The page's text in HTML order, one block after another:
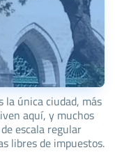
la única ciudad, más
aquí, y muchos
escala regular
libres de impuestos.